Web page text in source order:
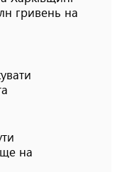
гривень на
на